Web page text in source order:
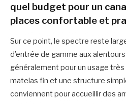
quel budget pour un
places confortable et
Sur ce point, le spectre reste
d’entrée de gamme aux
généralement pour un usage
matelas fin et une structure
conviennent pour accueillir des